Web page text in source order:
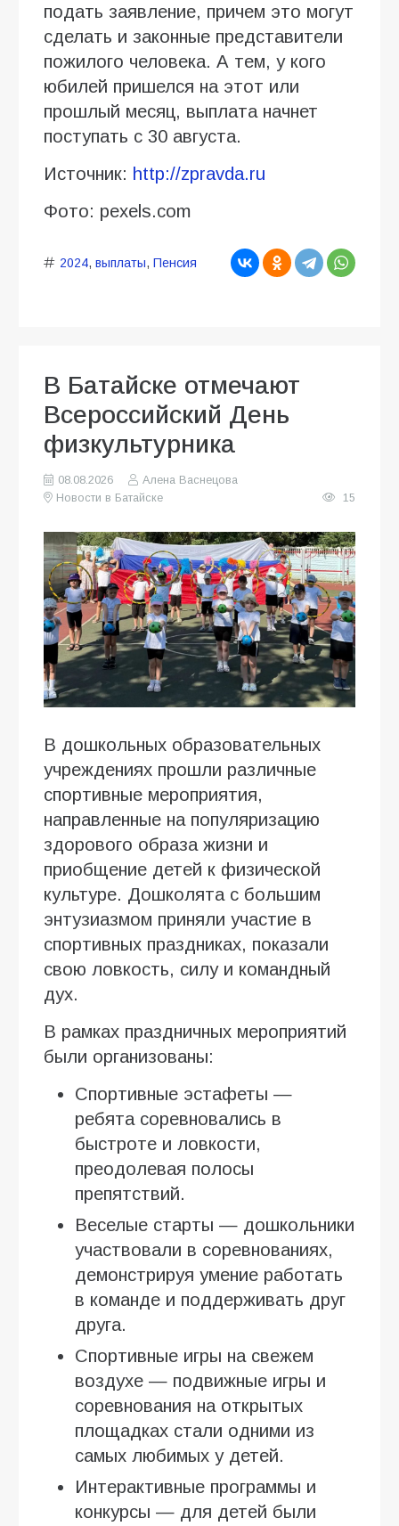
подать заявление, причем это могут
сделать и законные представители
пожилого человека. А тем, у кого
юбилей пришелся на этот или
прошлый месяц, выплата начнет
поступать с 30 августа.
Источник: http://zpravda.ru
Фото: pexels.com
2024, выплаты, Пенсия
В Батайске отмечают
Всероссийский День
физкультурника
08.08.2026
Алена Васнецова
Новости в Батайске
15
В дошкольных образовательных
учреждениях прошли различные
спортивные мероприятия,
направленные на популяризацию
здорового образа жизни и
приобщение детей к физической
культуре. Дошколята с большим
энтузиазмом приняли участие в
спортивных праздниках, показали
свою ловкость, силу и командный
дух.
В рамках праздничных мероприятий
были организованы:
Спортивные эстафеты —
ребята соревновались в
быстроте и ловкости,
преодолевая полосы
препятствий.
Веселые старты — дошкольники
участвовали в соревнованиях,
демонстрируя умение работать
в команде и поддерживать друг
друга.
Спортивные игры на свежем
воздухе — подвижные игры и
соревнования на открытых
площадках стали одними из
самых любимых у детей.
Интерактивные программы и
конкурсы — для детей были